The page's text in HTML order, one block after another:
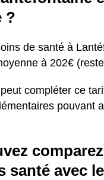
?
de santé à
à 202€
compléter ce
pouvant
santé avec